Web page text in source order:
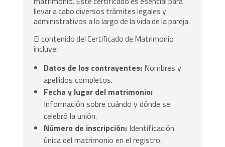
llevar a cabo diversos trámites legales y
administrativos a lo largo de la vida de la pareja.
El contenido del Certificado de Matrimonio
incluye:
Datos de los contrayentes: Nombres y
apellidos completos.
Fecha y lugar del matrimonio:
Información sobre cuándo y dónde se
celebró la unión.
Número de inscripción: Identificación
única del matrimonio en el registro.